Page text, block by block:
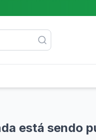
está sendo